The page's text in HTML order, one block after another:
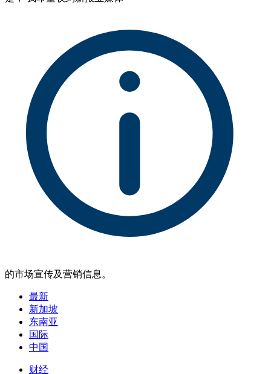
的市场宣传及营销信息。
最新
新加坡
东南亚
国际
中国
财经